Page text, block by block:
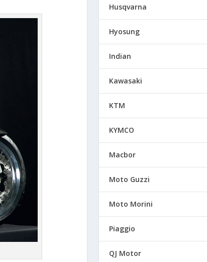
Husqvarna
Hyosung
Indian
Kawasaki
KTM
KYMCO
Macbor
Moto Guzzi
Moto Morini
Piaggio
QJ Motor